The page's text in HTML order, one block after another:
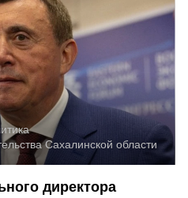
Сахалинской области
директора